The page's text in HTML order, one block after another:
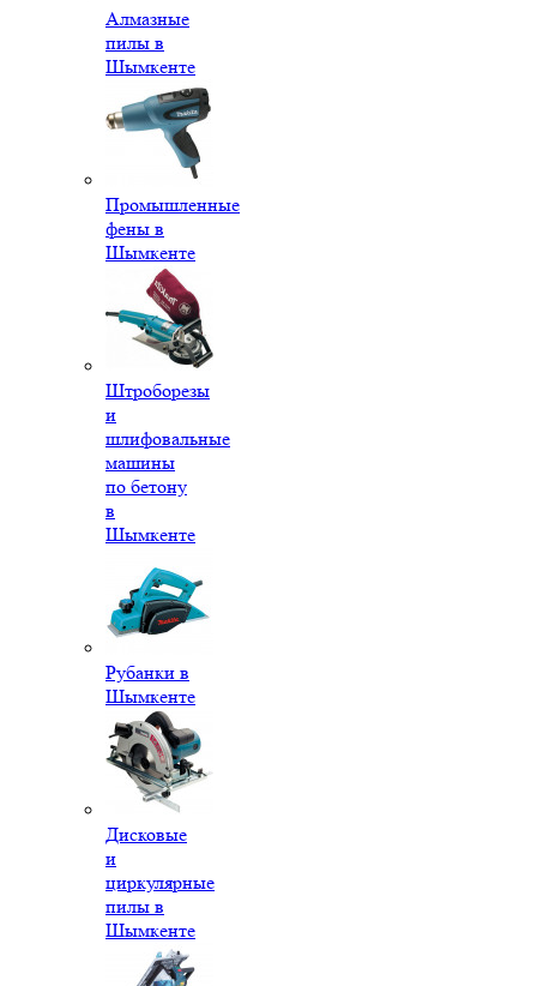
Алмазные
пилы в
Шымкенте
Промышленные
фены в
Шымкенте
Штроборезы
и
шлифовальные
машины
по бетону
в
Шымкенте
Рубанки в
Шымкенте
Дисковые
и
циркулярные
пилы в
Шымкенте